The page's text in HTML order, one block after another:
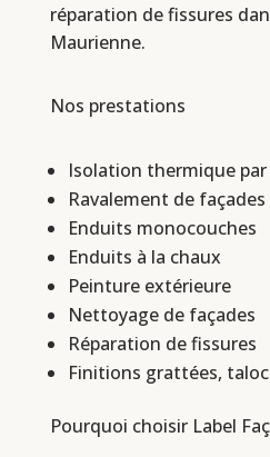
réparation de fissures
Maurienne.
Nos prestations
Isolation thermique par
Ravalement de façades
Enduits monocouches
Enduits à la chaux
Peinture extérieure
Nettoyage de façades
Réparation de fissures
Finitions grattées,
Pourquoi choisir Label